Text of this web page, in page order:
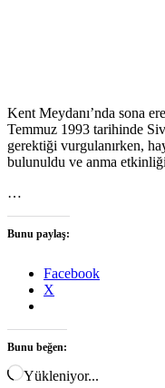
Kent Meydanı’nda sona
Temmuz 1993 tarihinde
gerektiği vurgulanırken,
bulunuldu ve anma
…
Bunu paylaş:
Facebook
X
Bunu beğen:
Yükleniyor...